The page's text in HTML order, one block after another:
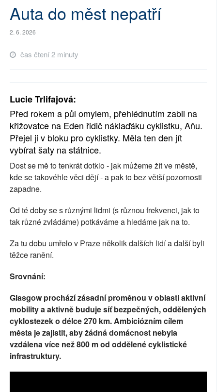
RUBRIKY
PLNÁ VERZE STRÁNEK
Auta do měst nepatří
2. 6. 2026
čas čtení 2 minuty
Lucie Trlifajová:
Před rokem a půl omylem, přehlédnutím zabil na
křižovatce na Eden řidič náklaďáku cyklistku, Aňu.
Přejel ji v bloku pro cyklistky. Měla ten den jít
vybírat šaty na státnice.
Dost se mě to tenkrát dotklo - jak můžeme žít ve městě,
kde se takovéhle věci dějí - a pak to bez větší pozornosti
zapadne.
Od té doby se s různými lidmi (s různou frekvenci, jak to
tak různé zvládáme) potkáváme a hledáme jak na to.
Za tu dobu umřelo v Praze několik dalších lidí a další byli
těžce ranění.
Srovnání:
Glasgow prochází zásadní proměnou v oblasti aktivní
mobility a aktivně buduje síť bezpečných, oddělených
cyklostezek o délce 270 km. Ambiciózním cílem
města je zajistit, aby žádná domácnost nebyla
vzdálena více než 800 m od oddělené cyklistické
infrastruktury.